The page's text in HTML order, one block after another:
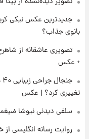
۱۶ ساعت پیش
۱۷ ساعت پیش
جدیدترین عکس نیکی کریمی
بانوی جذاب؟
تصویری عاشقانه از
+ عکس
تغییری کرد؟ | عکس
سلفی دیدنی نیوشا ضیغمی
روایت رسانه انگلیسی از